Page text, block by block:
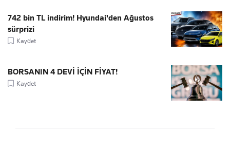
742 bin TL indirim! Hyundai'den Ağustos
sürprizi
Kaydet
BORSANIN 4 DEVİ İÇİN FİYAT!
Kaydet